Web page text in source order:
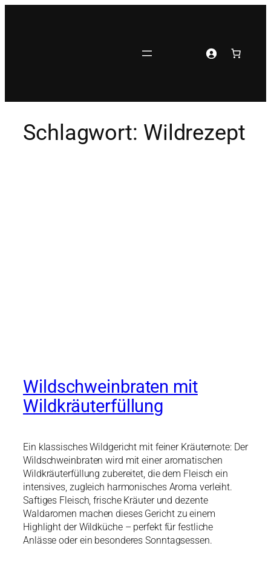
Schlagwort: Wildrezept
Wildschweinbraten mit
Wildkräuterfüllung
Ein klassisches Wildgericht mit feiner Kräuternote: Der
Wildschweinbraten wird mit einer aromatischen
Wildkräuterfüllung zubereitet, die dem Fleisch ein
intensives, zugleich harmonisches Aroma verleiht.
Saftiges Fleisch, frische Kräuter und dezente
Waldaromen machen dieses Gericht zu einem
Highlight der Wildküche – perfekt für festliche
Anlässe oder ein besonderes Sonntagsessen.